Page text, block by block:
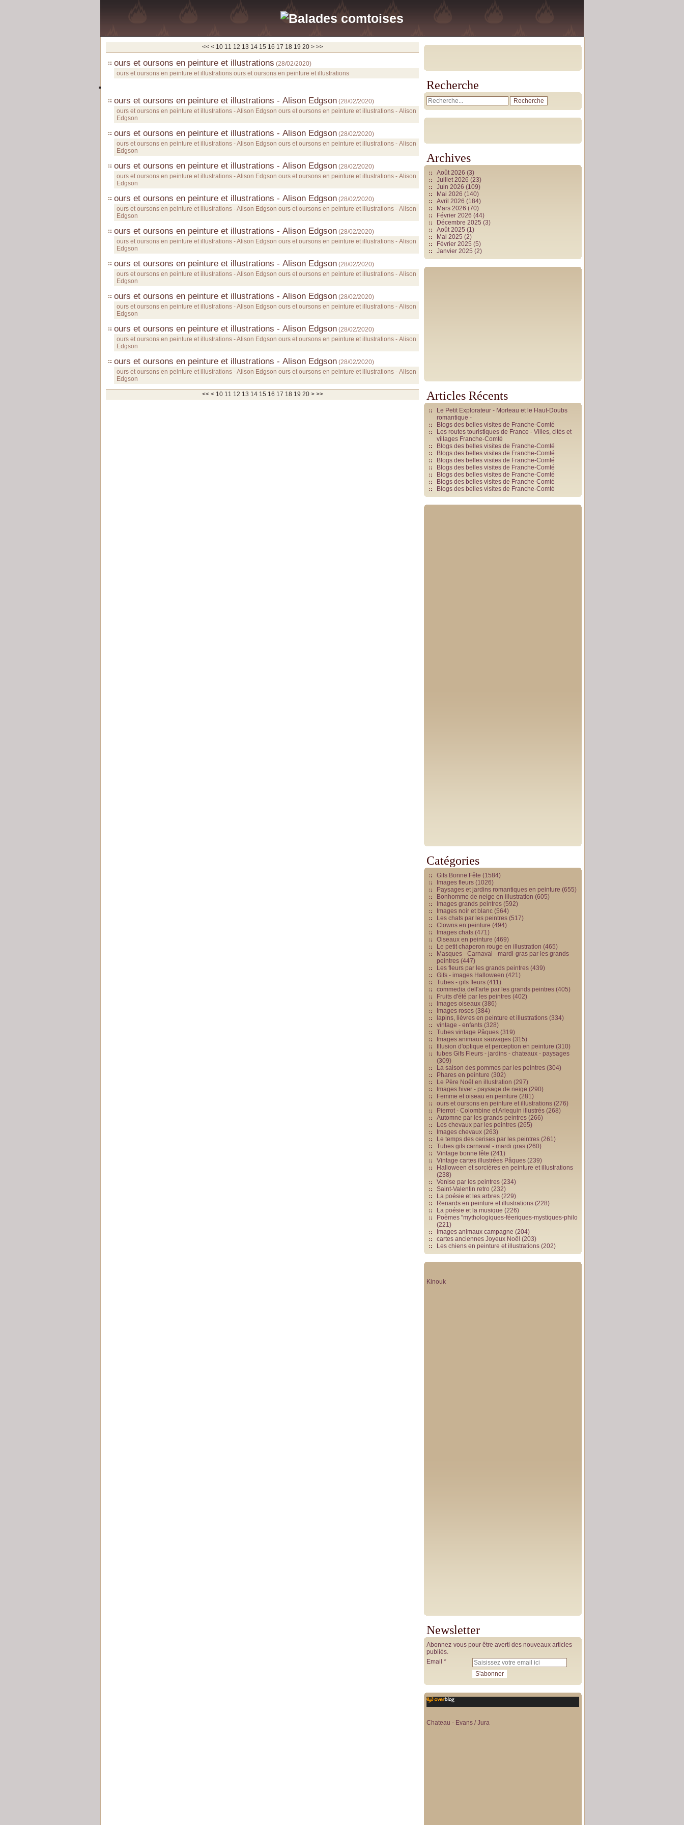
<< < 10 11 12 13 14 15 16 17 18 19 20 30
40
50
60
70
80
90
100
> >>
ours et oursons en peinture et illustrations (28/02/2020)
ours et oursons en peinture et illustrations ours et oursons en peinture et illustrations
ours et oursons en peinture et illustrations - Alison Edgson (28/02/2020)
ours et oursons en peinture et illustrations - Alison Edgson ours et oursons en peinture et illustrations - Alison
Edgson
ours et oursons en peinture et illustrations - Alison Edgson (28/02/2020)
ours et oursons en peinture et illustrations - Alison Edgson ours et oursons en peinture et illustrations - Alison
Edgson
ours et oursons en peinture et illustrations - Alison Edgson (28/02/2020)
ours et oursons en peinture et illustrations - Alison Edgson ours et oursons en peinture et illustrations - Alison
Edgson
ours et oursons en peinture et illustrations - Alison Edgson (28/02/2020)
ours et oursons en peinture et illustrations - Alison Edgson ours et oursons en peinture et illustrations - Alison
Edgson
ours et oursons en peinture et illustrations - Alison Edgson (28/02/2020)
ours et oursons en peinture et illustrations - Alison Edgson ours et oursons en peinture et illustrations - Alison
Edgson
ours et oursons en peinture et illustrations - Alison Edgson (28/02/2020)
ours et oursons en peinture et illustrations - Alison Edgson ours et oursons en peinture et illustrations - Alison
Edgson
ours et oursons en peinture et illustrations - Alison Edgson (28/02/2020)
ours et oursons en peinture et illustrations - Alison Edgson ours et oursons en peinture et illustrations - Alison
Edgson
ours et oursons en peinture et illustrations - Alison Edgson (28/02/2020)
ours et oursons en peinture et illustrations - Alison Edgson ours et oursons en peinture et illustrations - Alison
Edgson
ours et oursons en peinture et illustrations - Alison Edgson (28/02/2020)
ours et oursons en peinture et illustrations - Alison Edgson ours et oursons en peinture et illustrations - Alison
Edgson
<< < 10 11 12 13 14 15 16 17 18 19 20 30
40
50
60
70
80
90
100
> >>
Recherche
Archives
Août 2026 (3)
Juillet 2026 (23)
Juin 2026 (109)
Mai 2026 (140)
Avril 2026 (184)
Mars 2026 (70)
Février 2026 (44)
Décembre 2025 (3)
Août 2025 (1)
Mai 2025 (2)
Février 2025 (5)
Janvier 2025 (2)
Articles Récents
Le Petit Explorateur - Morteau et le Haut-Doubs
romantique -
Blogs des belles visites de Franche-Comté
Les routes touristiques de France - Villes, cités et
villages Franche-Comté
Blogs des belles visites de Franche-Comté
Blogs des belles visites de Franche-Comté
Blogs des belles visites de Franche-Comté
Blogs des belles visites de Franche-Comté
Blogs des belles visites de Franche-Comté
Blogs des belles visites de Franche-Comté
Blogs des belles visites de Franche-Comté
Catégories
Gifs Bonne Fête (1584)
Images fleurs (1026)
Paysages et jardins romantiques en peinture (655)
Bonhomme de neige en illustration (605)
Images grands peintres (592)
Images noir et blanc (564)
Les chats par les peintres (517)
Clowns en peinture (494)
Images chats (471)
Oiseaux en peinture (469)
Le petit chaperon rouge en illustration (465)
Masques - Carnaval - mardi-gras par les grands
peintres (447)
Les fleurs par les grands peintres (439)
Gifs - images Halloween (421)
Tubes - gifs fleurs (411)
commedia dell'arte par les grands peintres (405)
Fruits d'été par les peintres (402)
Images oiseaux (386)
Images roses (384)
lapins, lièvres en peinture et illustrations (334)
vintage - enfants (328)
Tubes vintage Pâques (319)
Images animaux sauvages (315)
Illusion d'optique et perception en peinture (310)
tubes Gifs Fleurs - jardins - chateaux - paysages
(309)
La saison des pommes par les peintres (304)
Phares en peinture (302)
Le Père Noël en illustration (297)
Images hiver - paysage de neige (290)
Femme et oiseau en peinture (281)
ours et oursons en peinture et illustrations (276)
Pierrot - Colombine et Arlequin illustrés (268)
Automne par les grands peintres (266)
Les chevaux par les peintres (265)
Images chevaux (263)
Le temps des cerises par les peintres (261)
Tubes gifs carnaval - mardi gras (260)
Vintage bonne fête (241)
Vintage cartes illustrées Pâques (239)
Halloween et sorcières en peinture et illustrations
(238)
Venise par les peintres (234)
Saint-Valentin retro (232)
La poésie et les arbres (229)
Renards en peinture et illustrations (228)
La poésie et la musique (226)
Poèmes "mythologiques-féeriques-mystiques-philo
(221)
Images animaux campagne (204)
cartes anciennes Joyeux Noël (203)
Les chiens en peinture et illustrations (202)
Kinouk
Newsletter
Abonnez-vous pour être averti des nouveaux articles
publiés.
Email
Chateau - Evans / Jura